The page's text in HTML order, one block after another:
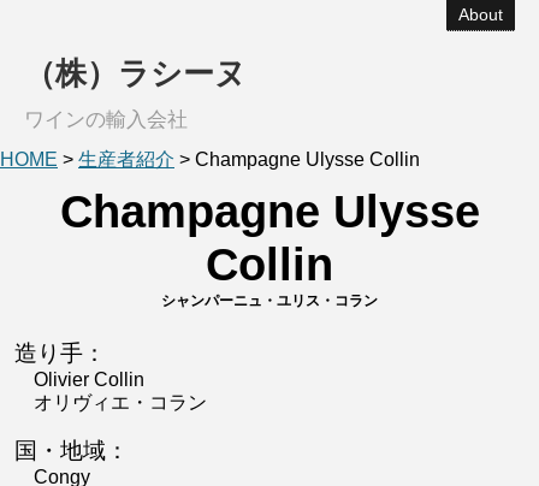
About
（株）ラシーヌ
ワインの輸入会社
HOME > 生産者紹介 > Champagne Ulysse Collin
Champagne Ulysse
Collin
シャンパーニュ・ユリス・コラン
造り手：
Olivier Collin
オリヴィエ・コラン
国・地域：
Congy